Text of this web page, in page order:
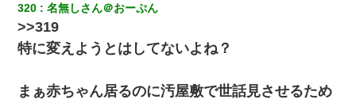
320 名無しさん＠おーぷん
>>319
特に変えようとはしてないよね？
まぁ赤ちゃん居るのに汚屋敷で世話見させるため